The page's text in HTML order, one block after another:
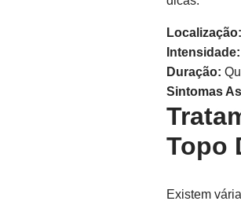
Localização:
Intensidade:
Duração:
Sintomas
Topo
Existem